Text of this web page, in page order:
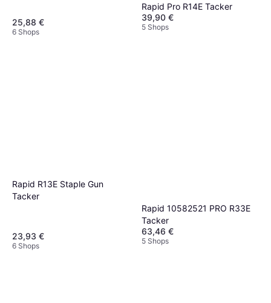
25,88 €
6 Shops
Rapid Pro R14E Tacker
39,90 €
5 Shops
Rapid R13E Staple Gun
Tacker
23,93 €
6 Shops
Rapid 10582521 PRO R33E
Tacker
63,46 €
5 Shops